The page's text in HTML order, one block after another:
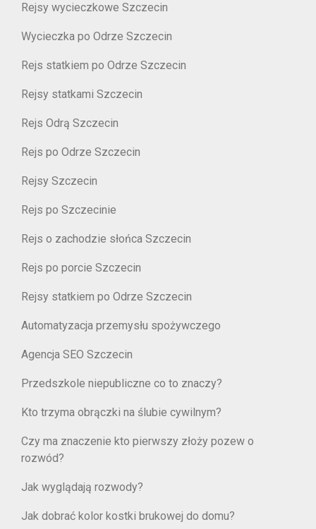
Rejsy wycieczkowe Szczecin
Wycieczka po Odrze Szczecin
Rejs statkiem po Odrze Szczecin
Rejsy statkami Szczecin
Rejs Odrą Szczecin
Rejs po Odrze Szczecin
Rejsy Szczecin
Rejs po Szczecinie
Rejs o zachodzie słońca Szczecin
Rejs po porcie Szczecin
Rejsy statkiem po Odrze Szczecin
Automatyzacja przemysłu spożywczego
Agencja SEO Szczecin
Przedszkole niepubliczne co to znaczy?
Kto trzyma obrączki na ślubie cywilnym?
Czy ma znaczenie kto pierwszy złoży pozew o
rozwód?
Jak wyglądają rozwody?
Jak dobrać kolor kostki brukowej do domu?